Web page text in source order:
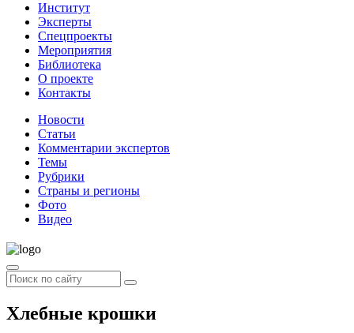
Институт
Эксперты
Спецпроекты
Мероприятия
Библиотека
О проекте
Контакты
Новости
Статьи
Комментарии экспертов
Темы
Рубрики
Страны и регионы
Фото
Видео
Хлебные крошки